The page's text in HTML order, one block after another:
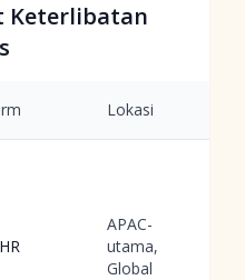
Keterlibatan
Lokasi
APAC-
utama,
Global